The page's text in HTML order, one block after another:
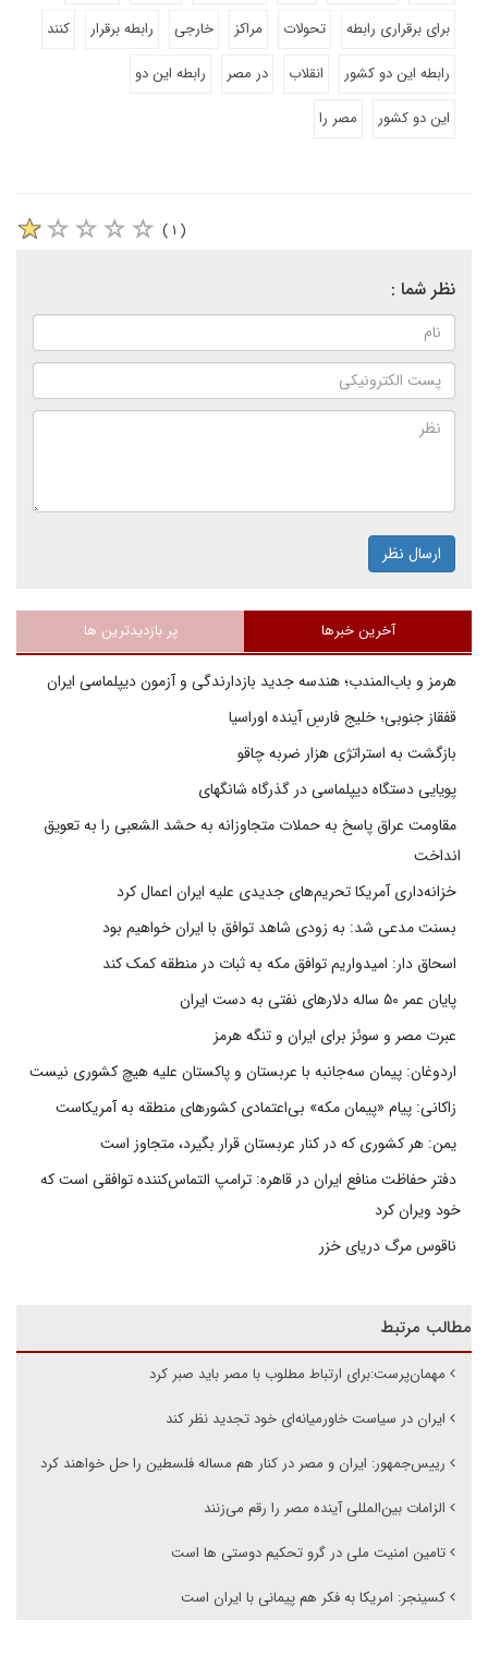
برای برقراری رابطه
تحولات مراکز خارجی رابطه برقرار
کنند
رابطه این دو کشور
انقلاب در مصر
رابطه این دو
این دو کشور
مصر را
( ۱ )
نظر شما :
ارسال نظر
آخرین خبرها پر بازدیدترین ها
هرمز و باب‌المندب؛ هندسه جدید بازدارندگی و آزمون دیپلماسی ایران
قفقاز جنوبی؛ خلیج فارسِ آینده اوراسیا
بازگشت به استراتژی هزار ضربه چاقو
پویایی دستگاه دیپلماسی در گذرگاه شانگهای
مقاومت عراق پاسخ به حملات متجاوزانه به حشد الشعبی را به تعویق
انداخت
خزانه‌داری آمریکا تحریم‌های جدیدی علیه ایران اعمال کرد
بسنت مدعی شد: به زودی شاهد توافق با ایران خواهیم بود
اسحاق دار: امیدواریم توافق مکه به ثبات در منطقه کمک کند
پایان عمر ۵۰ ساله دلارهای نفتی به دست ایران
عبرت مصر و سوئز برای ایران و تنگه هرمز
اردوغان: پیمان سه‌جانبه با عربستان و پاکستان علیه هیچ کشوری نیست
زاکانی: پیام «پیمان مکه» بی‌اعتمادی کشورهای منطقه به آمریکاست
یمن: هر کشوری که در کنار عربستان قرار بگیرد، متجاوز است
دفتر حفاظت منافع ایران در قاهره: ترامپ التماس‌کننده توافقی است که
خود ویران کرد
ناقوس مرگ دریای خزر
مطالب مرتبط
مهمان‌پرست:برای ارتباط مطلوب با مصر باید صبر کرد
ایران در سیاست خاورمیانه‌ای خود تجدید نظر کند
رییس‌جمهور: ایران و مصر در کنار هم مساله فلسطین را حل خواهند کرد
الزامات بین‌المللی آینده مصر را رقم می‌زنند
تامین امنیت ملی در گرو تحکیم دوستی ها است
کسینجر: امریکا به فکر هم پیمانی با ایران است